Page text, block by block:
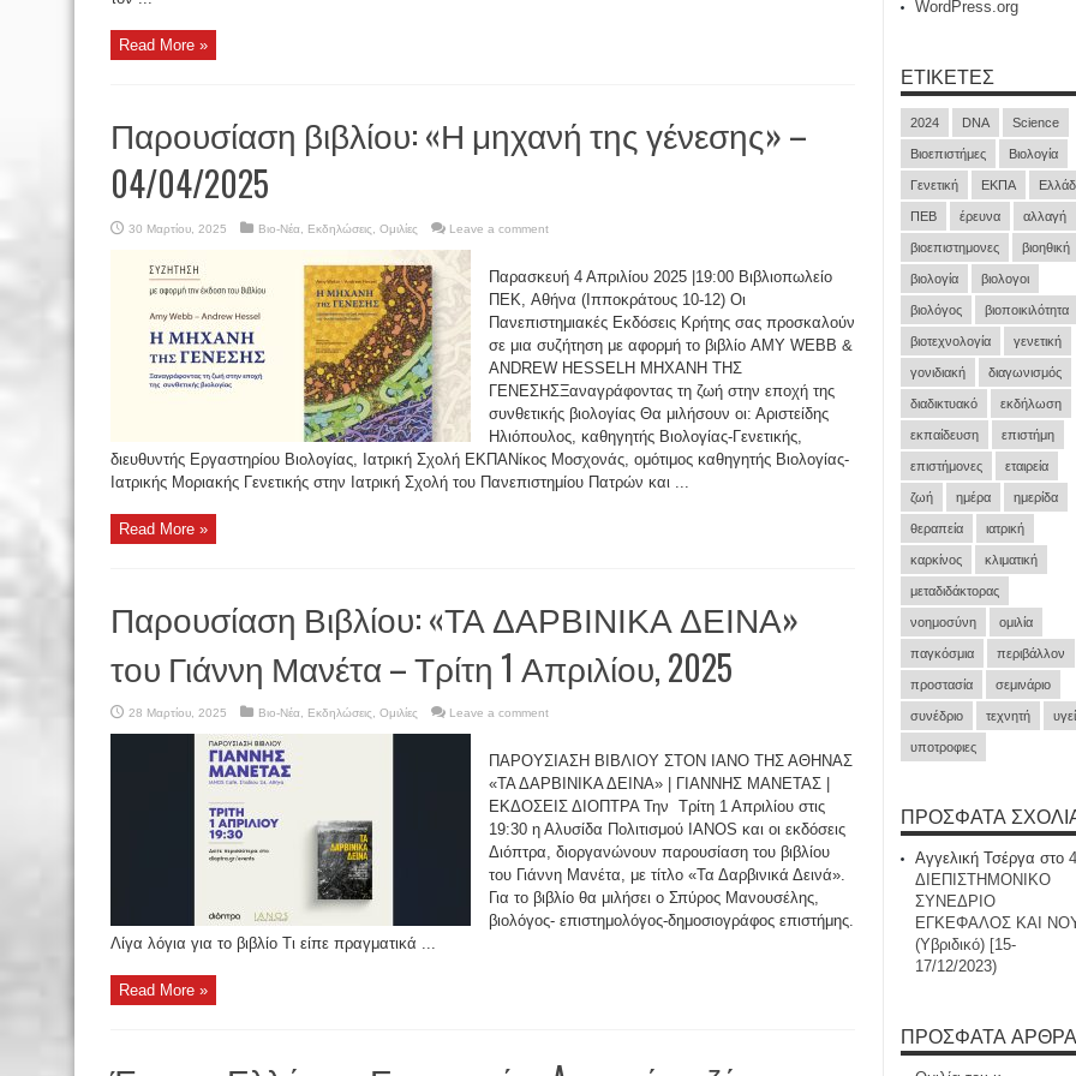
Read More »
Παρουσίαση βιβλίου: «Η μηχανή της γένεσης» –
04/04/2025
30 Μαρτίου, 2025 Βιο-Νέα Εκδηλώσεις Ομιλίες Leave a comment
Παρασκευή 4 Απριλίου 2025 |19:00 Βιβλιοπωλείο
ΠΕΚ, Αθήνα (Ιπποκράτους 10-12) Οι
Πανεπιστημιακές Εκδόσεις Κρήτης σας προσκαλούν
σε μια συζήτηση με αφορμή το βιβλίο AMY WEBB &
ANDREW HESSELΗ ΜΗΧΑΝΗ ΤΗΣ
ΓΕΝΕΣΗΣΞαναγράφοντας τη ζωή στην εποχή της
συνθετικής βιολογίας Θα μιλήσουν οι: Αριστείδης
Ηλιόπουλος, καθηγητής Βιολογίας-Γενετικής,
διευθυντής Εργαστηρίου Βιολογίας, Ιατρική Σχολή ΕΚΠΑΝίκος Μοσχονάς, ομότιμος καθηγητής Βιολογίας-
Ιατρικής Μοριακής Γενετικής στην Ιατρική Σχολή του Πανεπιστημίου Πατρών και ...
Read More »
Παρουσίαση Βιβλίου: «ΤΑ ΔΑΡΒΙΝΙΚΑ ΔΕΙΝΑ»
του Γιάννη Μανέτα – Τρίτη 1 Απριλίου, 2025
28 Μαρτίου, 2025 Βιο-Νέα Εκδηλώσεις Ομιλίες Leave a comment
ΠΑΡΟΥΣΙΑΣΗ ΒΙΒΛΙΟΥ ΣΤΟΝ ΙΑΝΟ ΤΗΣ ΑΘΗΝΑΣ
«ΤΑ ΔΑΡΒΙΝΙΚΑ ΔΕΙΝΑ» | ΓΙΑΝΝΗΣ ΜΑΝΕΤΑΣ |
ΕΚΔΟΣΕΙΣ ΔΙΟΠΤΡΑ Την Τρίτη 1 Απριλίου στις
19:30 η Αλυσίδα Πολιτισμού IANOS και οι εκδόσεις
Διόπτρα, διοργανώνουν παρουσίαση του βιβλίου
του Γιάννη Μανέτα, με τίτλο «Τα Δαρβινικά Δεινά».
Για το βιβλίο θα μιλήσει ο Σπύρος Μανουσέλης,
βιολόγος- επιστημολόγος-δημοσιογράφος επιστήμης.
Λίγα λόγια για το βιβλίο Τι είπε πραγματικά ...
Read More »
WordPress.org
ΕΤΙΚΈΤΕΣ
2024 DNA Science
Βιοεπιστήμες Βιολογία
Γενετική ΕΚΠΑ
ΠΕΒ έρευνα αλλαγή
βιοεπιστημονες βιοηθική
βιολογία βιολογοι
βιολόγος βιοποικιλότητα
βιοτεχνολογία γενετική
γονιδιακή διαγωνισμός
διαδικτυακό εκδήλωση
εκπαίδευση επιστήμη
επιστήμονες εταιρεία
ζωή ημέρα ημερίδα
θεραπεία ιατρική
καρκίνος κλιματική
μεταδιδάκτορας
νοημοσύνη ομιλία
παγκόσμια περιβάλλον
προστασία σεμινάριο
συνέδριο τεχνητή
υποτροφιες
ΠΡΌΣΦΑΤΑ
Αγγελική Τσέργα στο
ΔΙΕΠΙΣΤΗΜΟΝΙΚΟ
ΣΥΝΕΔΡΙΟ
ΕΓΚΕΦΑΛΟΣ ΚΑΙ
(Υβριδικό) [15-
17/12/2023)
ΠΡΌΣΦΑΤΑ ΆΡΘΡΑ